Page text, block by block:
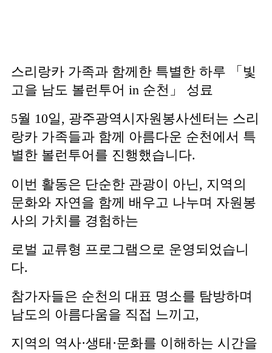
스리랑카 가족과 함께한 특별한 하루 「빛
고을 남도 볼런투어 in 순천」 성료
5월 10일, 광주광역시자원봉사센터는 스리
랑카 가족들과 함께 아름다운 순천에서 특
별한 볼런투어를 진행했습니다.
이번 활동은 단순한 관광이 아닌, 지역의
문화와 자연을 함께 배우고 나누며 자원봉
사의 가치를 경험하는
로벌 교류형 프로그램으로 운영되었습니
다.
참가자들은 순천의 대표 명소를 탐방하며
남도의 아름다움을 직접 느끼고,
지역의 역사·생태·문화를 이해하는 시간을